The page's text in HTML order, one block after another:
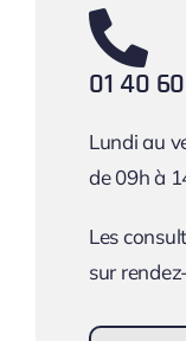
01 40
Lundi au
de 09h à
Les
sur